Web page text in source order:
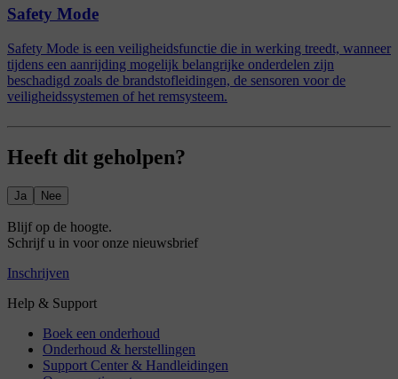
Safety Mode
Safety Mode is een veiligheidsfunctie die in werking treedt, wanneer
tijdens een aanrijding mogelijk belangrijke onderdelen zijn
beschadigd zoals de brandstofleidingen, de sensoren voor de
veiligheidssystemen of het remsysteem.
Heeft dit geholpen?
Ja Nee